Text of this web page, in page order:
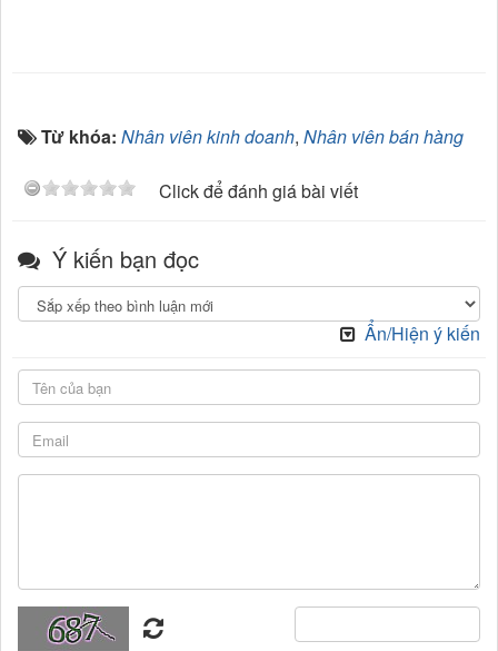
Từ khóa: Nhân viên kinh doanh, Nhân viên bán hàng
Click để đánh giá bài viết
Ý kiến bạn đọc
Ẩn/Hiện ý kiến